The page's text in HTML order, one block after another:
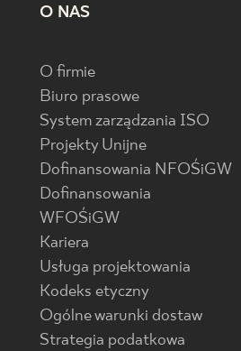
O NAS
O firmie
Biuro prasowe
System zarządzania ISO
Projekty Unijne
Dofinansowania NFOŚiGW
Dofinansowania
WFOŚiGW
Kariera
Usługa projektowania
Kodeks etyczny
Ogólne warunki dostaw
Strategia podatkowa